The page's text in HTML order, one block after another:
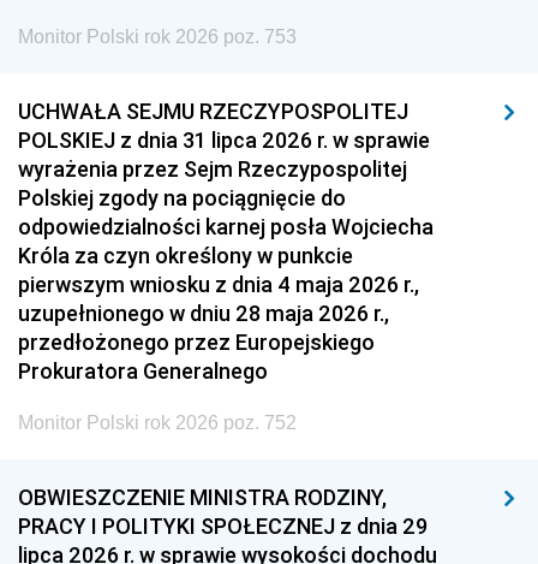
Monitor Polski rok 2026 poz. 753
UCHWAŁA SEJMU RZECZYPOSPOLITEJ
POLSKIEJ z dnia 31 lipca 2026 r. w sprawie
wyrażenia przez Sejm Rzeczypospolitej
Polskiej zgody na pociągnięcie do
odpowiedzialności karnej posła Wojciecha
Króla za czyn określony w punkcie
pierwszym wniosku z dnia 4 maja 2026 r.,
uzupełnionego w dniu 28 maja 2026 r.,
przedłożonego przez Europejskiego
Prokuratora Generalnego
Monitor Polski rok 2026 poz. 752
OBWIESZCZENIE MINISTRA RODZINY,
PRACY I POLITYKI SPOŁECZNEJ z dnia 29
lipca 2026 r. w sprawie wysokości dochodu